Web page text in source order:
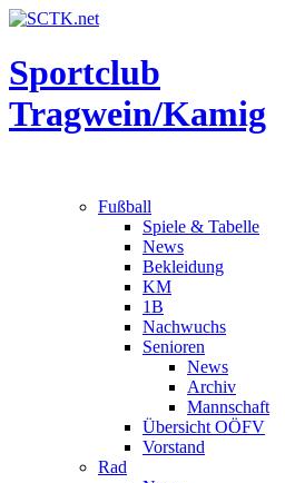
Sportclub
Tragwein/Kamig
Fußball
Spiele & Tabelle
News
Bekleidung
KM
1B
Nachwuchs
Senioren
News
Archiv
Mannschaft
Übersicht OÖFV
Vorstand
Rad